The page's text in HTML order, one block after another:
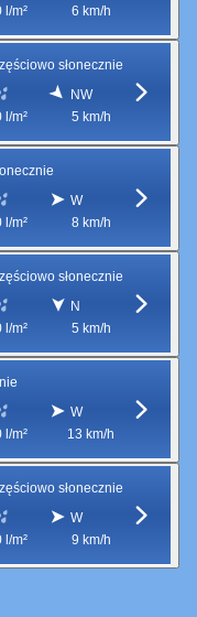
l/m²
6 km/h
słonecznie
l/m²
NW
5 km/h
l/m²
W
8 km/h
słonecznie
l/m²
N
5 km/h
l/m²
W
13 km/h
słonecznie
l/m²
W
9 km/h